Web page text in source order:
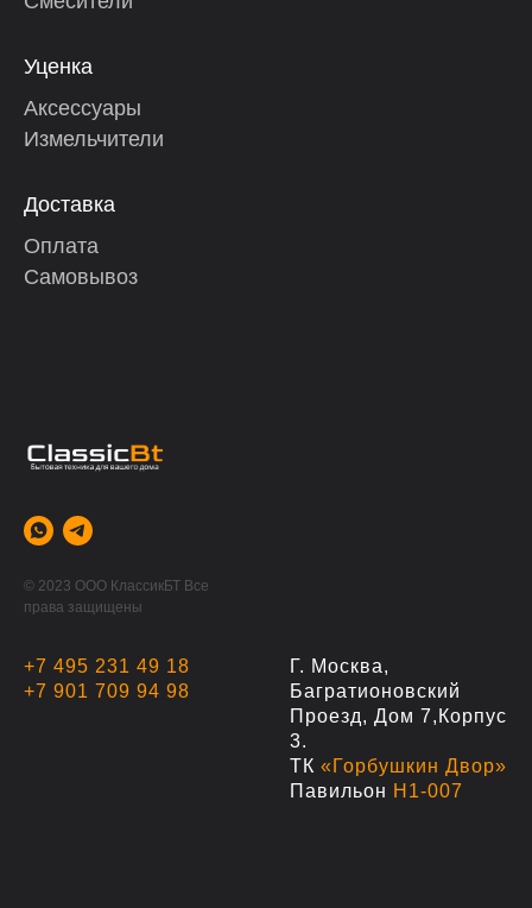
Уценка
Аксессуары
Измельчители
Доставка
Оплата
Самовывоз
© 2023 ООО КлассикБТ Все
права защищены
+7 495 231 49 18
+7 901 709 94 98
Г. Москва,
Багратионовский
Проезд, Дом 7,корпус
3.
ТК «Горбушкин Двор»
Павильон Н1-007